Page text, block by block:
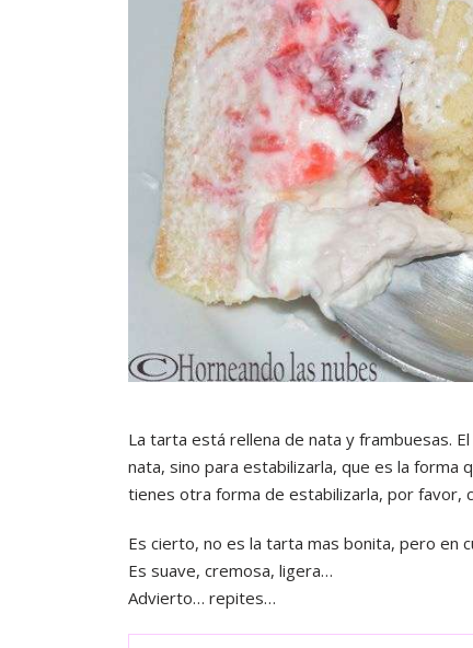
La tarta está rellena de nata y frambuesas.
nata, sino para estabilizarla, que es la forma
tienes otra forma de estabilizarla, por favor,
Es cierto, no es la tarta mas bonita, pero en
Es suave, cremosa, ligera…
Advierto… repites…